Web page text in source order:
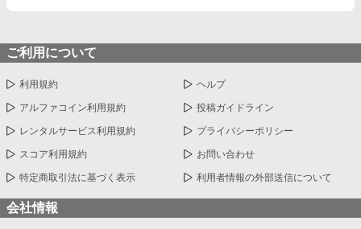
ご利用について
利用規約 ヘルプ
アルファコイン利用規約 投稿ガイドライン
レンタルサービス利用規約 プライバシーポリシー
スコア利用規約 お問い合わせ
特定商取引法に基づく表示 利用者情報の外部送信について
会社情報